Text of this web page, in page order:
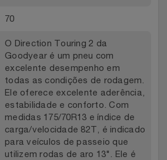
70
O Direction Touring 2 da
Goodyear é um pneu com
excelente desempenho em
todas as condições de rodagem.
Ele oferece excelente aderência,
estabilidade e conforto. Com
medidas 175/70R13 e índice de
carga/velocidade 82T, é indicado
para veículos de passeio que
utilizem rodas de aro 13". Ele é